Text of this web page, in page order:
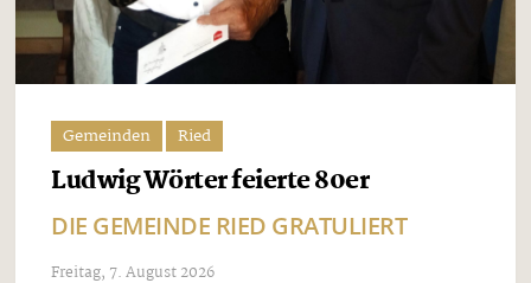
Gemeinden Ried
Ludwig Wörter feierte 80er
DIE GEMEINDE RIED GRATULIERT
Freitag, 7. August 2026